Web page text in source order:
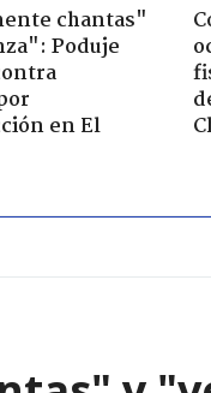
chantas"
Poduje
en El